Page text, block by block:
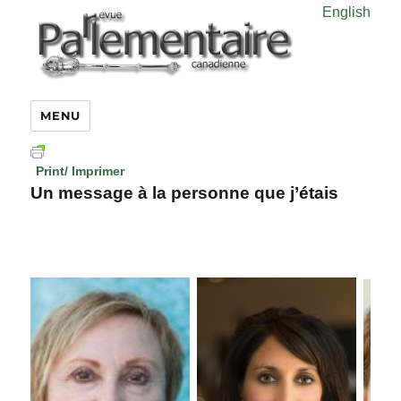
English
MENU
Print/ Imprimer
Un message à la personne que j’étais